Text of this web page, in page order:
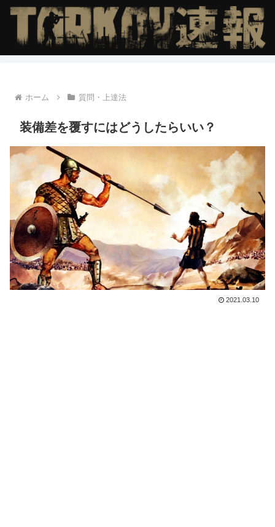
ホーム 質問・上達法
装備差を覆すにはどうしたらいい？
2021.03.10